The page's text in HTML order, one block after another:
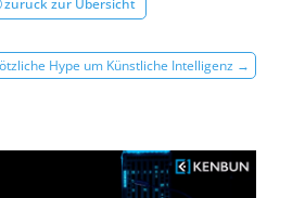
Hype um Künstliche Intelligenz →